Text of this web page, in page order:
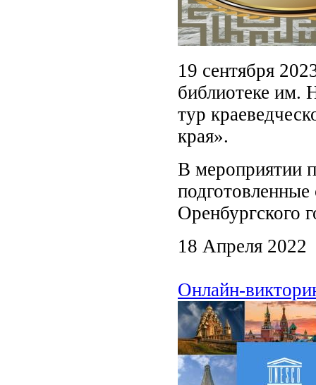
19 сентября
библиотеке им.
тур
края».
В мероприятии
подготовленные
Оренбургского
18 Апреля 2022
Онлайн-